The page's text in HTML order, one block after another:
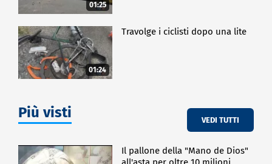
01:25
01:24
Travolge i ciclisti dopo una lite
Più visti VEDI TUTTI
Il pallone della "Mano de Dios"